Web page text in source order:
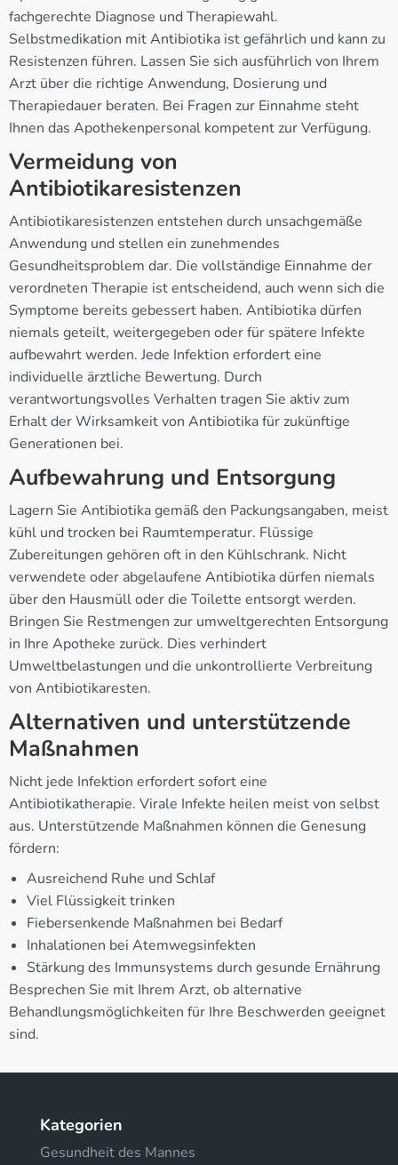
fachgerechte Diagnose und Therapiewahl.
Selbstmedikation mit Antibiotika ist gefährlich und kann zu
Resistenzen führen. Lassen Sie sich ausführlich von Ihrem
Arzt über die richtige Anwendung, Dosierung und
Therapiedauer beraten. Bei Fragen zur Einnahme steht
Ihnen das Apothekenpersonal kompetent zur Verfügung.
Vermeidung von
Antibiotikaresistenzen
Antibiotikaresistenzen entstehen durch unsachgemäße
Anwendung und stellen ein zunehmendes
Gesundheitsproblem dar. Die vollständige Einnahme der
verordneten Therapie ist entscheidend, auch wenn sich die
Symptome bereits gebessert haben. Antibiotika dürfen
niemals geteilt, weitergegeben oder für spätere Infekte
aufbewahrt werden. Jede Infektion erfordert eine
individuelle ärztliche Bewertung. Durch
verantwortungsvolles Verhalten tragen Sie aktiv zum
Erhalt der Wirksamkeit von Antibiotika für zukünftige
Generationen bei.
Aufbewahrung und Entsorgung
Lagern Sie Antibiotika gemäß den Packungsangaben, meist
kühl und trocken bei Raumtemperatur. Flüssige
Zubereitungen gehören oft in den Kühlschrank. Nicht
verwendete oder abgelaufene Antibiotika dürfen niemals
über den Hausmüll oder die Toilette entsorgt werden.
Bringen Sie Restmengen zur umweltgerechten Entsorgung
in Ihre Apotheke zurück. Dies verhindert
Umweltbelastungen und die unkontrollierte Verbreitung
von Antibiotikaresten.
Alternativen und unterstützende
Maßnahmen
Nicht jede Infektion erfordert sofort eine
Antibiotikatherapie. Virale Infekte heilen meist von selbst
aus. Unterstützende Maßnahmen können die Genesung
fördern:
Ausreichend Ruhe und Schlaf
Viel Flüssigkeit trinken
Fiebersenkende Maßnahmen bei Bedarf
Inhalationen bei Atemwegsinfekten
Stärkung des Immunsystems durch gesunde Ernährung
Besprechen Sie mit Ihrem Arzt, ob alternative
Behandlungsmöglichkeiten für Ihre Beschwerden geeignet
sind.
Kategorien
Gesundheit des Mannes